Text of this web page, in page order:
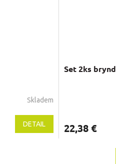
Skladem
DETAIL
Set 2ks
22,38 €